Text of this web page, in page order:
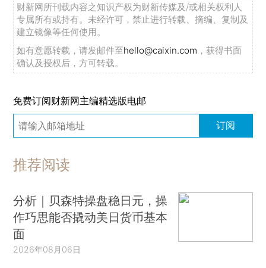
财新网所刊载内容之知识产权为财新传媒及/或相关权利人
专属所有或持有。未经许可，禁止进行转载、摘编、复制及
建立镜像等任何使用。
如有意愿转载，请发邮件至hello@caixin.com ，获得书面
确认及授权后，方可转载。
免费订阅财新网主编精选版电邮
订阅
推荐阅读
分析｜贝森特操盘稳日元，操
作巧思能否撬动美日货币基本
面
2026年08月06日